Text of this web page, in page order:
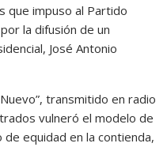
que impuso al Partido
la difusión de un
José Antonio
transmitido en radio
vulneró el modelo de
de equidad en la contienda,